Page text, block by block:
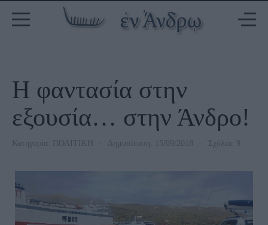
Η φαντασία στην
εξουσία… στην Άνδρο!
Κατηγορία: ΠΟΛΙΤΙΚΗ Δημοσίευση: 15/09/2018 Σχόλια: 9